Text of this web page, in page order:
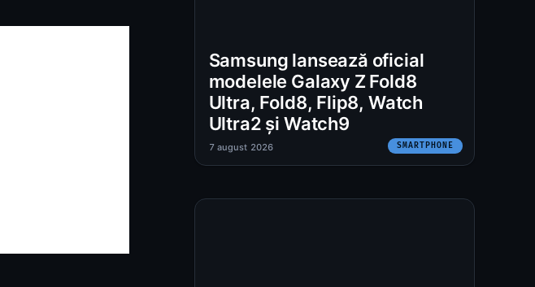
Samsung lansează oficial
modelele Galaxy Z Fold8
Ultra, Fold8, Flip8, Watch
Ultra2 și Watch9
SMARTPHONE
7 august 2026